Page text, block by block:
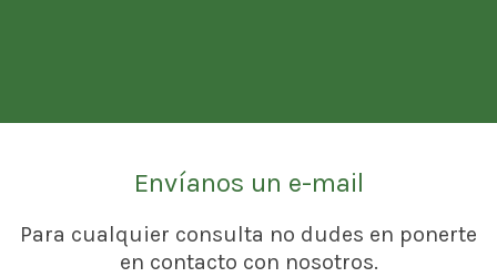
Envíanos un e-mail
Para cualquier consulta no dudes en ponerte
en contacto con nosotros.